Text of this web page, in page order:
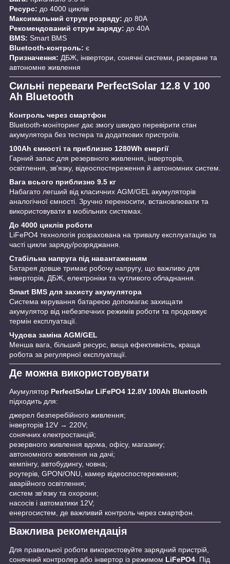
Ресурс: до 4000 циклів
Максимальний струм розряду: до 80A
Рекомендований струм заряду: до 40A
BMS: Smart BMS
Bluetooth-контроль: є
Призначення: ДБЖ, інвертори, сонячні системи, резервне та
автономне живлення
Сильні переваги PerfectSolar 12.8 V 100
Ah Bluetooth
Контроль через смартфон
Bluetooth-моніторинг дає змогу швидко перевірити стан
акумулятора без тестера та додаткових пристроїв.
100Ah ємності та приблизно 1280Wh енергії
Гарний запас для резервного живлення, інверторів,
освітлення, зв'язку, відеоспостереження й автономних систем.
Вага всього приблизно 9.5 кг
Набагато легший від класичних AGM/GEL акумуляторів
аналогічної ємності. Зручно переносити, встановлювати та
використовувати в мобільних системах.
До 4000 циклів роботи
LiFePO4 технологія розрахована на тривалу експлуатацію та
часті цикли заряду/розряджання.
Стабільна напруга під навантаженням
Батарея довше тримає робочу напругу, що важливо для
інверторів, ДБЖ, електроніки та чутливого обладнання.
Smart BMS для захисту акумулятора
Система керування батареєю допомагає захищати
акумулятор від небезпечних режимів роботи та продовжує
термін експлуатації.
Чудова заміна AGM/GEL
Менша вага, більший ресурс, вища ефективність, краща
робота за регулярної експлуатації.
Де можна використовувати
Акумулятор PerfectSolar LiFePO4 12.8V 100Ah Bluetooth
підходить для:
джерел безперебійного живлення;
інверторів 12V → 220V;
сонячних електростанцій;
резервного живлення вдома, офісу, магазину;
автономного живлення на дачі;
кемпінгу, автобудингу, човна;
роутерів, GPON/ONU, камер відеоспостереження;
аварійного освітлення;
систем зв'язку та охорони;
насосів і автоматики 12V;
енергосистем, де важливий контроль через смартфон.
Важлива рекомендація
Для правильної роботи використовуйте зарядний пристрій,
сонячний контролер або інвертор із режимом LiFePO4 . Під